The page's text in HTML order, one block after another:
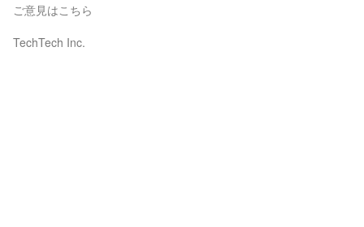
ご意見はこちら
TechTech Inc.